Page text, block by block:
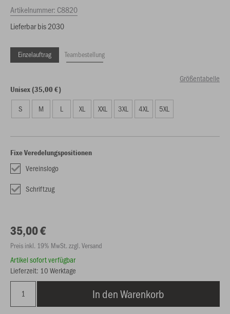
Artikelnummer: C8820
Lieferbar bis 2030
Einzelauftrag Teambestellung
Größentabelle
Unisex (35,00 €)
S M L XL XXL 3XL 4XL 5XL
Fixe Veredelungspositionen
Vereinslogo
Schriftzug
35,00 €
Preis inkl. 19% MwSt. zzgl. Versand
Artikel sofort verfügbar
Lieferzeit: 10 Werktage
In den Warenkorb